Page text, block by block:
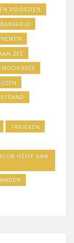
VOORZIEN
ZEE
NOORDZEE
STRAND
TARIEVEN
HEIST AAN